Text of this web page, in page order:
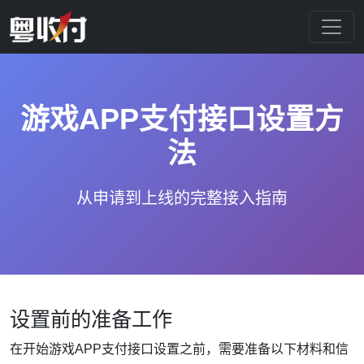
游戏APP支付接口设置方
法
从申请到上线的完整接入指南
设置前的准备工作
在开始游戏APP支付接口设置之前，需要准备以下材料和信